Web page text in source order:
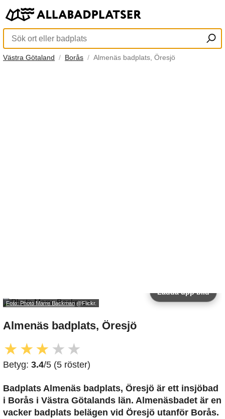
Västra Götaland Borås Almenäs badplats, Öresjö
Foto: Photo Marre Backman@Flickr.
Ladda upp bild
Almenäs badplats, Öresjö
★ ★★ ★ ★
Betyg: 3.4/5 (5 röster)
Badplats Almenäs badplats, Öresjö är ett insjöbad
i Borås i Västra Götalands län. Almenäsbadet är en
vacker badplats belägen vid Öresjö utanför Borås.